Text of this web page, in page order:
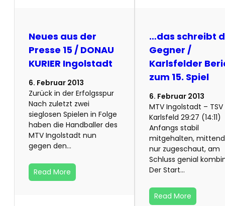
Neues aus der
Presse 15 / DONAU
KURIER Ingolstadt
6. Februar 2013
Zurück in der Erfolgsspur
Nach zuletzt zwei
sieglosen Spielen in Folge
haben die Handballer des
MTV Ingolstadt nun
gegen den…
Read More
…das schreibt
Gegner /
Karlsfelder
zum 15. Spiel
6. Februar 2013
MTV Ingolstadt – TSV
Karlsfeld 29:27 (14:11)
Anfangs stabil
mitgehalten,
nur zugeschaut, am
Schluss genial
Der Start…
Read More